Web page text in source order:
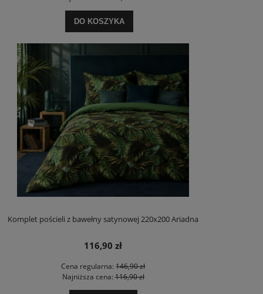
DO KOSZYKA
Komplet pościeli z bawełny satynowej 220x200 Ariadna
116,90 zł
Cena regularna: 146,90 zł
Najniższa cena:116,90 zł